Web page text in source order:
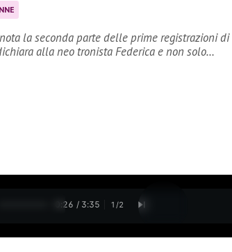
la seconda parte delle prime registrazioni
alla neo tronista Federica e non solo…
0:27 / 3:35 1 /2